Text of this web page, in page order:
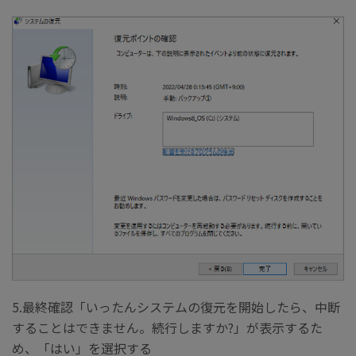
5.最終確認「いったんシステムの復元を開始したら、中断
することはできません。続行しますか?」が表示するた
め、「はい」を選択する